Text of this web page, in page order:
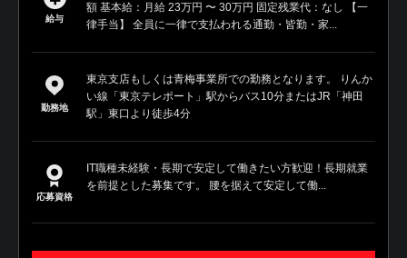
給与
額 基本給：月給 23万円 〜 30万円 固定残業代：なし 【一
律手当】 全員に一律で支払われる通勤・皆勤・家...
勤務地
東京支店もしくは青梅事業所での勤務となります。 りんか
い線「東京テレポート」駅からバス10分またはJR「神田
駅」東口より徒歩4分
応募資格
IT職種未経験・長期で安定して働きたい方歓迎！長期就業
を前提とした募集です。 腰を据えて安定して働...